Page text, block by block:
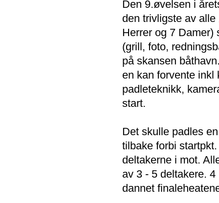
Den 9.øvelsen i
den trivligste av
Herrer og 7 Damer)
(grill, foto,
på skansen
en kan forvente inkl
padleteknikk,
start.
Det skulle padles
tilbake forbi
deltakerne i mot.
av 3 - 5 deltakere.
dannet